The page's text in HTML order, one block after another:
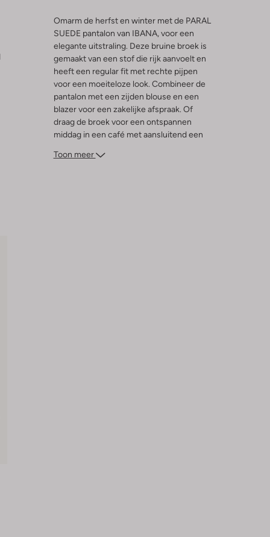
Omarm de herfst en winter met de PARAL
SUEDE pantalon van IBANA, voor een
elegante uitstraling. Deze bruine broek is
gemaakt van een stof die rijk aanvoelt en
heeft een regular fit met rechte pijpen
voor een moeiteloze look. Combineer de
pantalon met een zijden blouse en een
blazer voor een zakelijke afspraak. Of
draag de broek voor een ontspannen
middag in een café met aansluitend een
comfortabel en chic in deze tijdloze
Toon meer